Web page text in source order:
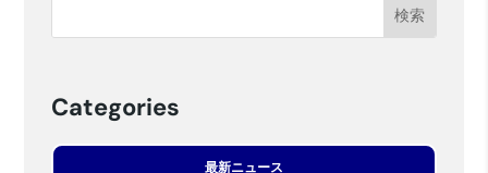
Categories
最新ニュース